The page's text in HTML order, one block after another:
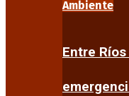
Ambiente
Entre